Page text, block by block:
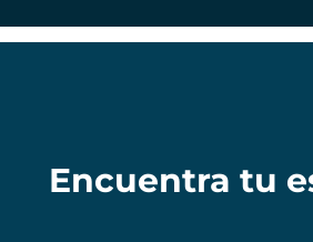
Encuentra tu